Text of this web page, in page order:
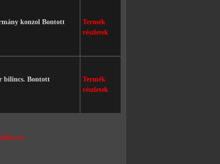
konzol Bontott
Termék
részletek
bilincs. Bontott
Termék
részletek
»»